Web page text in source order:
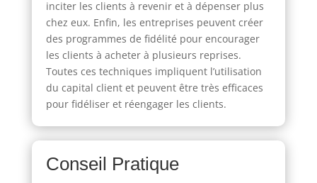
inciter les clients à revenir et à dépenser plus
chez eux. Enfin, les entreprises peuvent créer
des programmes de fidélité pour encourager
les clients à acheter à plusieurs reprises.
Toutes ces techniques impliquent l’utilisation
du capital client et peuvent être très efficaces
pour fidéliser et réengager les clients.
Conseil Pratique